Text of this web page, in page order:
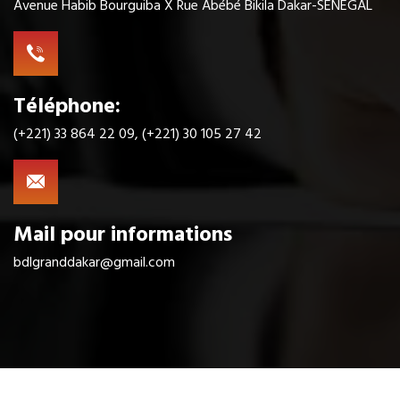
Avenue Habib Bourguiba X Rue Abébé Bikila Dakar-SENEGAL
Téléphone:
(+221) 33 864 22 09, (+221) 30 105 27 42
Mail pour informations
bdlgranddakar@gmail.com